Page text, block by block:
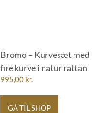
Bromo – Kurvesæt med
fire kurve i natur rattan
995,00 kr.
GÅ TIL SHOP